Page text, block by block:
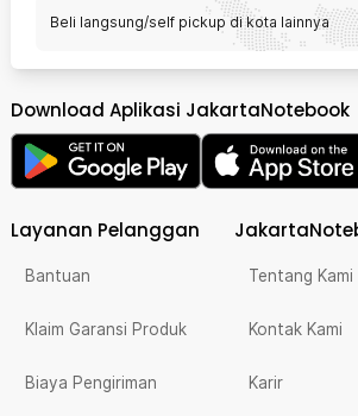
Beli langsung/self pickup di kota lainnya
Download Aplikasi JakartaNotebook
Layanan Pelanggan
Bantuan
Klaim Garansi Produk
Biaya Pengiriman
Tentang Kami
Kontak Kami
Karir